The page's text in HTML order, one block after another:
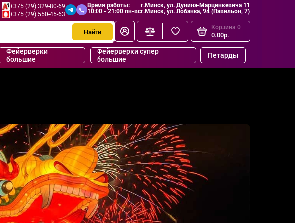
+375 (29) 329-80-69
+375 (29) 550-45-63
Время работы:
10:00 - 21:00 пн-вс
г.Минск, ул. Дунина-Марцинкевича 11
г.Минск, ул. Лобанка, 94 (Павильон, 7)
Найти
Корзина 0
0.00р.
Фейерверки
большие
Фейерверки супер
большие
Петарды